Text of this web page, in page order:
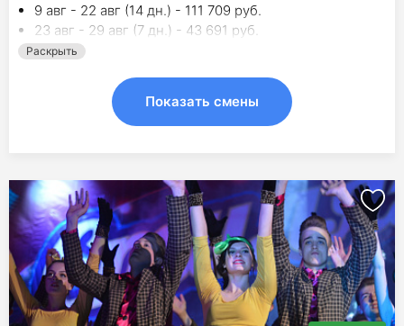
9 авг - 22 авг (14 дн.) - 111 709 руб.
23 авг - 29 авг (7 дн.) - 43 691 руб.
Раскрыть
Показать смены